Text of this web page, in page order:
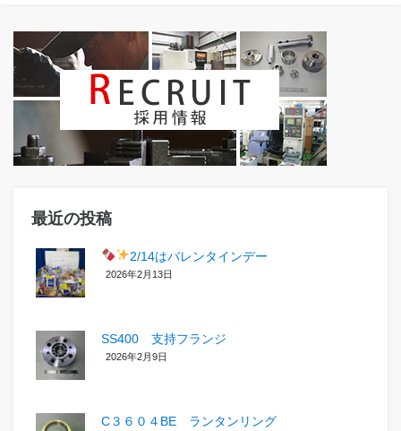
最近の投稿
2/14はバレンタインデー
2026年2月13日
SS400 支持フランジ
2026年2月9日
C３６０４BE ランタンリング